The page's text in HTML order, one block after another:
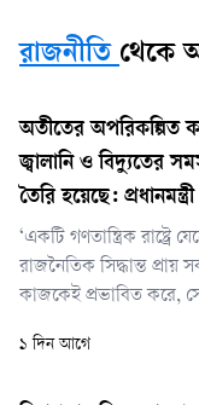
রাজনীতি থেকে
অতীতের অপরিকল্পিত
জ্বালানি ও বিদ্যুতের
তৈরি হয়েছে: প্রধানমন্ত্রী
‘একটি গণতান্ত্রিক রাষ্ট্রে
রাজনৈতিক সিদ্ধান্ত প্রায়
কাজকেই প্রভাবিত করে,
—সবাই যার যার মতাদর্শ
১ দিন আগে